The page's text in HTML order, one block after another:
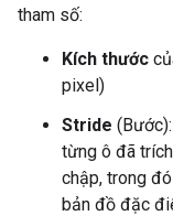
tham số:
Kích thước
pixel)
Stride
từng ô đã
chập, trong
bản đồ đặc